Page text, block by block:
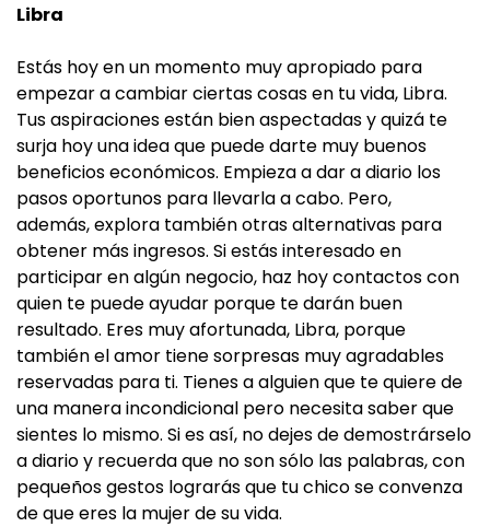
Libra
Estás hoy en un momento muy apropiado para
empezar a cambiar ciertas cosas en tu vida, Libra.
Tus aspiraciones están bien aspectadas y quizá te
surja hoy una idea que puede darte muy buenos
beneficios económicos. Empieza a dar a diario los
pasos oportunos para llevarla a cabo. Pero,
además, explora también otras alternativas para
obtener más ingresos. Si estás interesado en
participar en algún negocio, haz hoy contactos con
quien te puede ayudar porque te darán buen
resultado. Eres muy afortunada, Libra, porque
también el amor tiene sorpresas muy agradables
reservadas para ti. Tienes a alguien que te quiere de
una manera incondicional pero necesita saber que
sientes lo mismo. Si es así, no dejes de demostrárselo
a diario y recuerda que no son sólo las palabras, con
pequeños gestos lograrás que tu chico se convenza
de que eres la mujer de su vida.